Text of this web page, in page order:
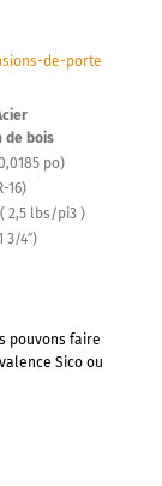
de bois
po)
16)
2,5 lbs/pi3 )
3/4″)
pouvons faire
Sico ou